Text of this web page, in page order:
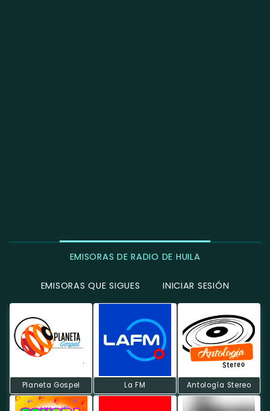
EMISORAS DE RADIO DE HUILA
EMISORAS QUE SIGUES INICIAR SESIÓN
Planeta Gospel La FM Antología Stereo